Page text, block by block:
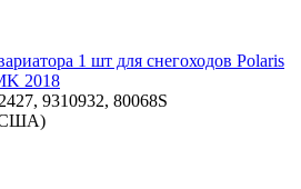
1 шт для снегоходов Polaris
2018
9310932, 80068S